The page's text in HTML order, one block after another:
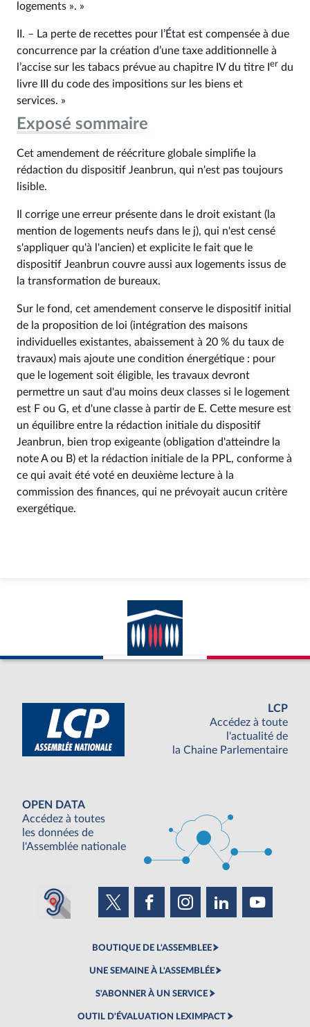
logements ». »
II. – La perte de recettes pour l’État est compensée à due
concurrence par la création d’une taxe additionnelle à
l’accise sur les tabacs prévue au chapitre IV du titre I er du
livre III du code des impositions sur les biens et
services. »
Exposé sommaire
Cet amendement de réécriture globale simplifie la
rédaction du dispositif Jeanbrun, qui n'est pas toujours
lisible.
Il corrige une erreur présente dans le droit existant (la
mention de logements neufs dans le j), qui n'est censé
s'appliquer qu'à l'ancien) et explicite le fait que le
dispositif Jeanbrun couvre aussi aux logements issus de
la transformation de bureaux.
Sur le fond, cet amendement conserve le dispositif initial
de la proposition de loi (intégration des maisons
individuelles existantes, abaissement à 20 % du taux de
travaux) mais ajoute une condition énergétique : pour
que le logement soit éligible, les travaux devront
permettre un saut d'au moins deux classes si le logement
est F ou G, et d'une classe à partir de E. Cette mesure est
un équilibre entre la rédaction initiale du dispositif
Jeanbrun, bien trop exigeante (obligation d'atteindre la
note A ou B) et la rédaction initiale de la PPL, conforme à
ce qui avait été voté en deuxième lecture à la
commission des finances, qui ne prévoyait aucun critère
exergétique.
LCP
Accédez à toute
l'actualité de
la Chaine Parlementaire
OPEN DATA
Accédez à toutes
les données de
l'Assemblée nationale
BOUTIQUE DE L'ASSEMBLEE
UNE SEMAINE À L'ASSEMBLÉE
S'ABONNER À UN SERVICE
OUTIL D'ÉVALUATION LEXIMPACT